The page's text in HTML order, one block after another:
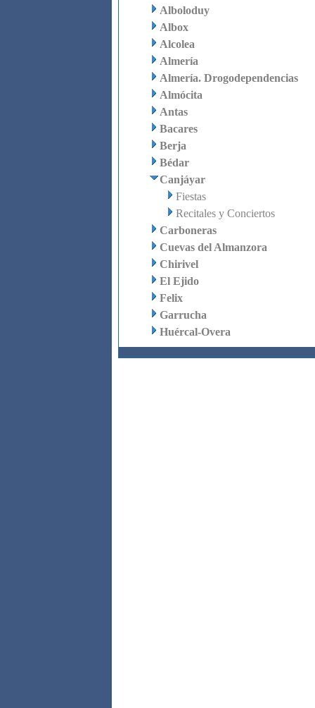
Alboloduy
Albox
Alcolea
Almería
Almería. Drogodependencias
Almócita
Antas
Bacares
Berja
Bédar
Canjáyar
Fiestas
Recitales y Conciertos
Carboneras
Cuevas del Almanzora
Chirivel
El Ejido
Felix
Garrucha
Huércal-Overa